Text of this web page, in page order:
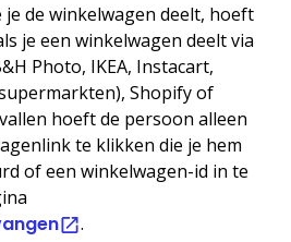
de winkelwagen deelt, hoeft
je een winkelwagen deelt via
Photo, IKEA, Instacart,
Shopify of
hoeft de persoon alleen
te klikken die je hem
of een winkelwagen-id in te
.